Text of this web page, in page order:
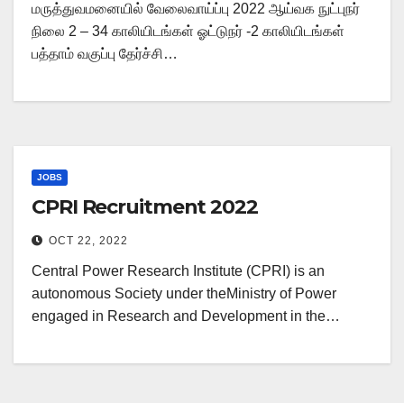
மருத்துவமனையில் வேலைவாய்ப்பு 2022 ஆய்வக நுட்புநர்
நிலை 2 – 34 காலியிடங்கள் ஓட்டுநர் -2 காலியிடங்கள்
பத்தாம் வகுப்பு தேர்ச்சி…
JOBS
CPRI Recruitment 2022
OCT 22, 2022
Central Power Research Institute (CPRI) is an
autonomous Society under theMinistry of Power
engaged in Research and Development in the…